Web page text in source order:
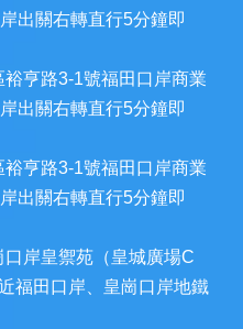
出關右轉直行5分鐘即
亨路3-1號福田口岸商業
出關右轉直行5分鐘即
亨路3-1號福田口岸商業
出關右轉直行5分鐘即
岸皇禦苑（皇城廣場C
福田口岸、皇崗口岸地鐵